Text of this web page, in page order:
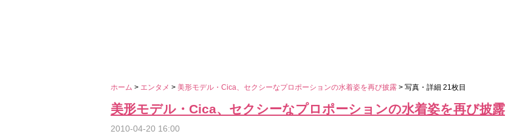
ホーム > エンタメ > 美形モデル・Cica、セクシーなプロポーションの水着姿を再び披露 > 写真・詳細 21枚目
美形モデル・Cica、セクシーなプロポーションの水着姿を再び披露
2010-04-20 16:00